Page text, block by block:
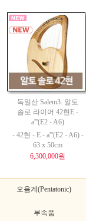
독일산 Salem3. 알토
솔로 라이어 42현E -
a'''(E2 - A6)
- 42현 - E - a'''(E2 - A6) -
63 x 50cm
6,300,000원
오음계(Pentatonic)
부속품